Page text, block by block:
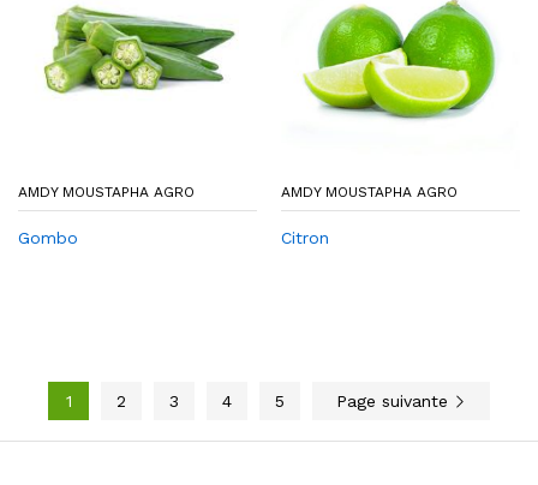
AMDY MOUSTAPHA AGRO
Gombo
AMDY MOUSTAPHA AGRO
Citron
1 2 3 4 5 Page suivante